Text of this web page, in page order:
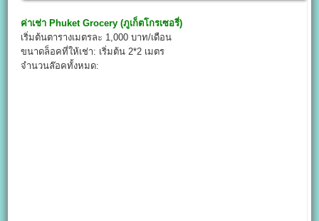
ค่าเช่า Phuket Grocery (ภูเก็ตโกรเซอรี่)
เริ่มต้นตารางเมตรละ 1,000 บาท/เดือน
ขนาดล็อคที่ให้เช่า: เริ่มต้น 2*2 เมตร
จำนวนล๊อคทั้งหมด: